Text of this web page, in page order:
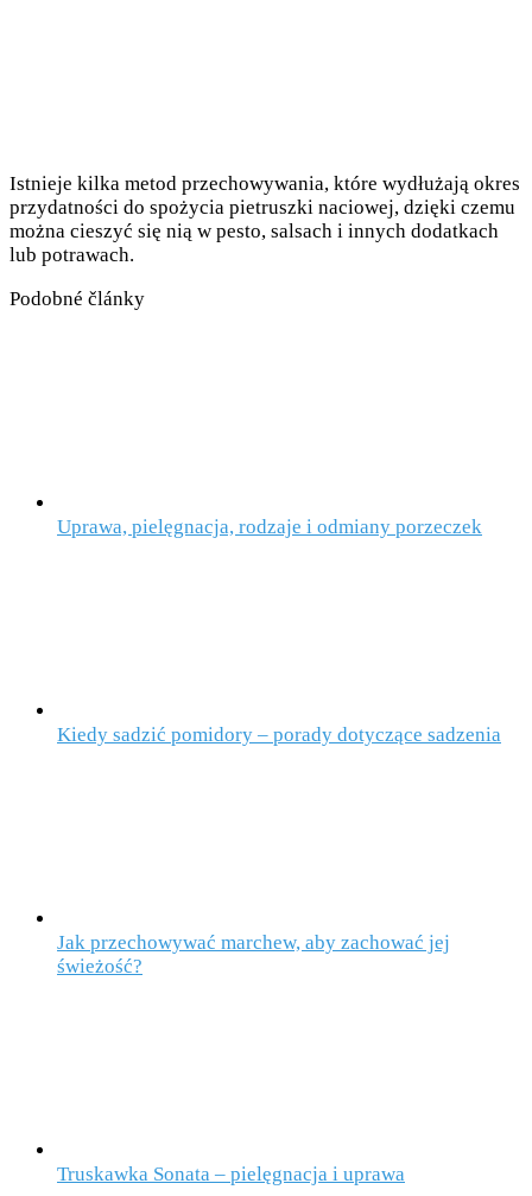
Istnieje kilka metod przechowywania, które wydłużają okres
przydatności do spożycia pietruszki naciowej, dzięki czemu
można cieszyć się nią w pesto, salsach i innych dodatkach
lub potrawach.
Podobné články
Uprawa, pielęgnacja, rodzaje i odmiany porzeczek
Kiedy sadzić pomidory – porady dotyczące sadzenia
Jak przechowywać marchew, aby zachować jej
świeżość?
Truskawka Sonata – pielęgnacja i uprawa